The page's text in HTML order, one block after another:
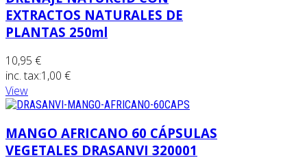
EXTRACTOS NATURALES DE
PLANTAS 250ml
10,95 €
inc. tax:1,00 €
View
MANGO AFRICANO 60 CÁPSULAS
VEGETALES DRASANVI 320001